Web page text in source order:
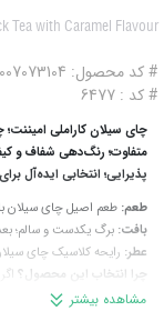
Tea with Caramel Flavour
# کد محصول: 4796007073104
# کد : 6477
چای سیلان کاراملی
متفاوت؛ رنگ‌دهی شفاف و
پذیرایی؛ انتخابی ایده‌آل
طعم: طعم اصیل چای سیلان
بافت: برگ یکدست و سالم؛
عطر: رایحه کلاسیک چای
چرا انتخاب این محصول؟
متفاوت هستید که هم حس
مشاهده بیشتر